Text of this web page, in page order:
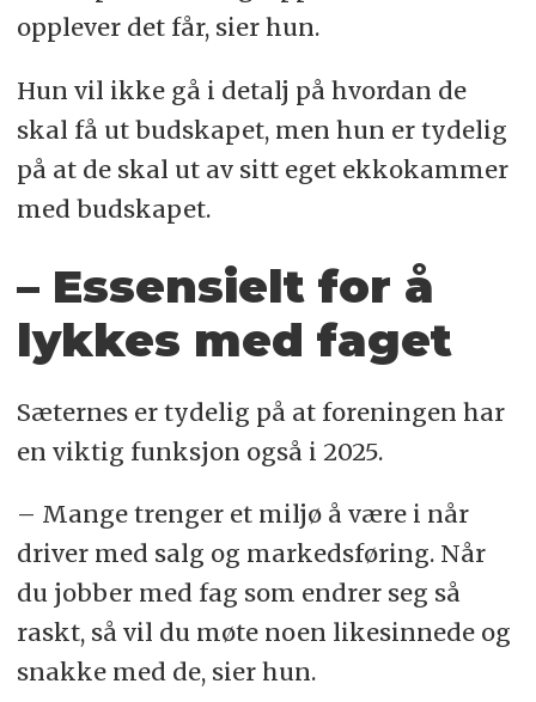
opplever det får, sier hun.
Hun vil ikke gå i detalj på hvordan de
skal få ut budskapet, men hun er tydelig
på at de skal ut av sitt eget ekkokammer
med budskapet.
– Essensielt for å
lykkes med faget
Sæternes er tydelig på at foreningen har
en viktig funksjon også i 2025.
– Mange trenger et miljø å være i når
driver med salg og markedsføring. Når
du jobber med fag som endrer seg så
raskt, så vil du møte noen likesinnede og
snakke med de, sier hun.